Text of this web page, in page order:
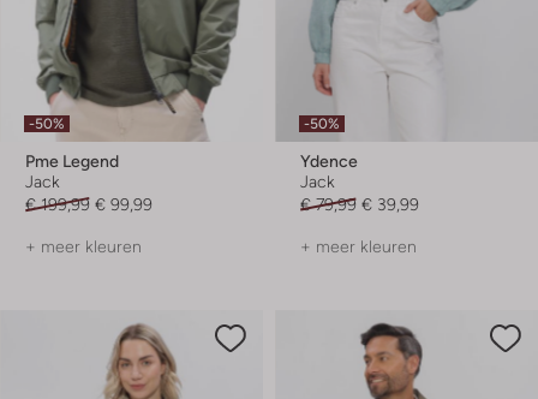
-50%
Pme Legend
Jack
€ 199,99 € 99,99
+ meer kleuren
-50%
Ydence
Jack
€ 79,99 € 39,99
+ meer kleuren